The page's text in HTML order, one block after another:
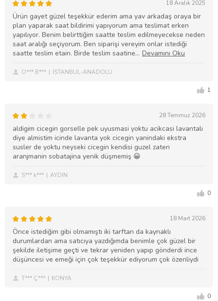
18 Aralık 2025
Ürün gayet güzel teşekkür ederim ama yav arkadaş oraya bir
plan yaparak saat bildirimi yapıyorum ama teslimat erken
yapılıyor. Benim belirttiğim saatte teslim edilmeyecekse neden
saat aralığı seçiyorum. Ben siparişi vereyim onlar istediği
saatte teslim etain. Birde teslim saatine
O*** B*** İSTANBUL-ANADOLU
1
28 Temmuz 2026
aldigim cicegin gorselle pek uyusmasi yoktu acikcasi lavantalı
diye almistim icinde lavanta yok cicegin yanindaki ekstra
susler de yoktu neyseki cicegin kendisi guzel zaten
aranjmanin sobatajina yenik düşmemiş 😀
S*** k*** AYDIN
0
18 Mart 2026
Önce istediğim gibi olmamıştı iki tarftan da kaynaklı
durumlardan ama satıcıya yazdığımda benimle çok güzel bir
şekilde iletişime geçti ve tekrar yeniden yapıp gönderdi ince
düşüncesi ve emeği için çok teşekkür ediyorum çok özenliydi
T*** Ç*** KONYA
0